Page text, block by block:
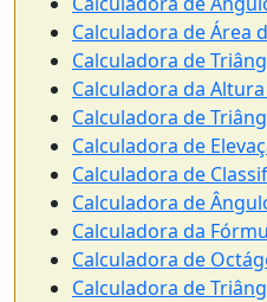
Calculadora de Área
Calculadora de
Calculadora da
Calculadora de
Calculadora de
Calculadora de
Calculadora de
Calculadora da
Calculadora de
Calculadora de